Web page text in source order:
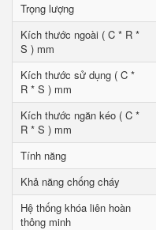
Trọng lượng
Kích thước ngoài ( C * R *
S ) mm
Kích thước sử dụng ( C *
R * S ) mm
Kích thước ngăn kéo ( C *
R * S ) mm
Tính năng
Khả năng chống cháy
Hệ thống khóa liên hoàn
thông minh